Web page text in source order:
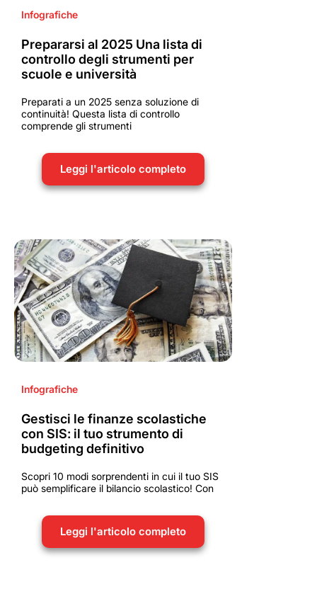
Infografiche
Prepararsi al 2025 Una lista di
controllo degli strumenti per
scuole e università
Preparati a un 2025 senza soluzione di
continuità! Questa lista di controllo
comprende gli strumenti
Leggi l'articolo completo
Infografiche
Gestisci le finanze scolastiche
con SIS: il tuo strumento di
budgeting definitivo
Scopri 10 modi sorprendenti in cui il tuo SIS
può semplificare il bilancio scolastico! Con
Leggi l'articolo completo